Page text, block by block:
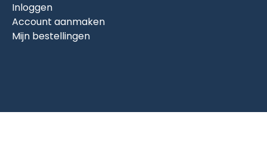
Inloggen
Account aanmaken
Mijn bestellingen